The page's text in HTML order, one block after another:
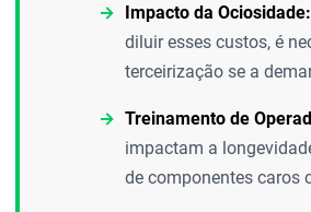
Impacto da Ociosidade:
diluir esses custos, é
terceirização se a
Treinamento de
impactam a
de componentes caros